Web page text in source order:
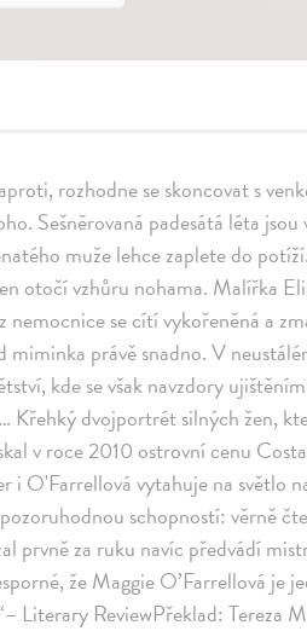
rozhodne se skoncovat s
Sešněrovaná padesátá léta
muže lehce zaplete do
otočí vzhůru nohama. Malířka
nemocnice se cítí vykořeněná a
miminka právě snadno. V
kde se však navzdory
Křehký dvojportrét silných žen,
v roce 2010 ostrovní cenu
i O'Farrellová vytahuje na světlo
schopností: věrně
prvně za ruku navíc předvádí
že Maggie O’Farrellová je
Literary ReviewPřeklad: Tereza